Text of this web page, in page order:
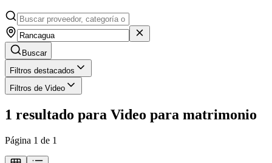
Buscar
Filtros destacados
Filtros de Video
1 resultado para Video para matrimonio
Página 1 de 1